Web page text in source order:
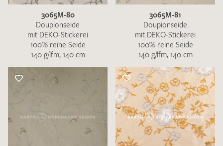
3065M-80
Doupionseide
mit DEKO-Stickerei
100% reine Seide
140 g/lfm, 140 cm
3065M-81
Doupionseide
mit DEKO-Stickerei
100% reine Seide
140 g/lfm, 140 cm